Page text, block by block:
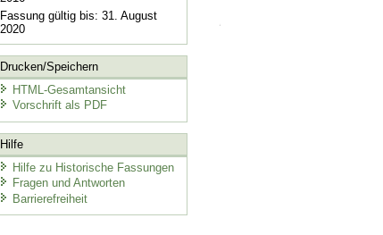
Fassung gültig bis: 31. August
2020
Drucken/Speichern
HTML-Gesamtansicht
Vorschrift als PDF
Hilfe
Hilfe zu Historische Fassungen
Fragen und Antworten
Barrierefreiheit